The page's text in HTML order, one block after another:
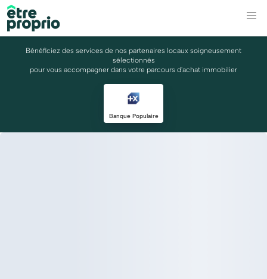
Bénéficiez des services de nos partenaires locaux soigneusement
sélectionnés
pour vous accompagner dans votre parcours d'achat immobilier
Banque Populaire